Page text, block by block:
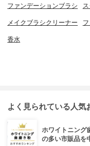
ファンデーションブラシ
メイクブラシクリーナー
香水
よく見られている人気
ホワイトニング
の多い市販品を